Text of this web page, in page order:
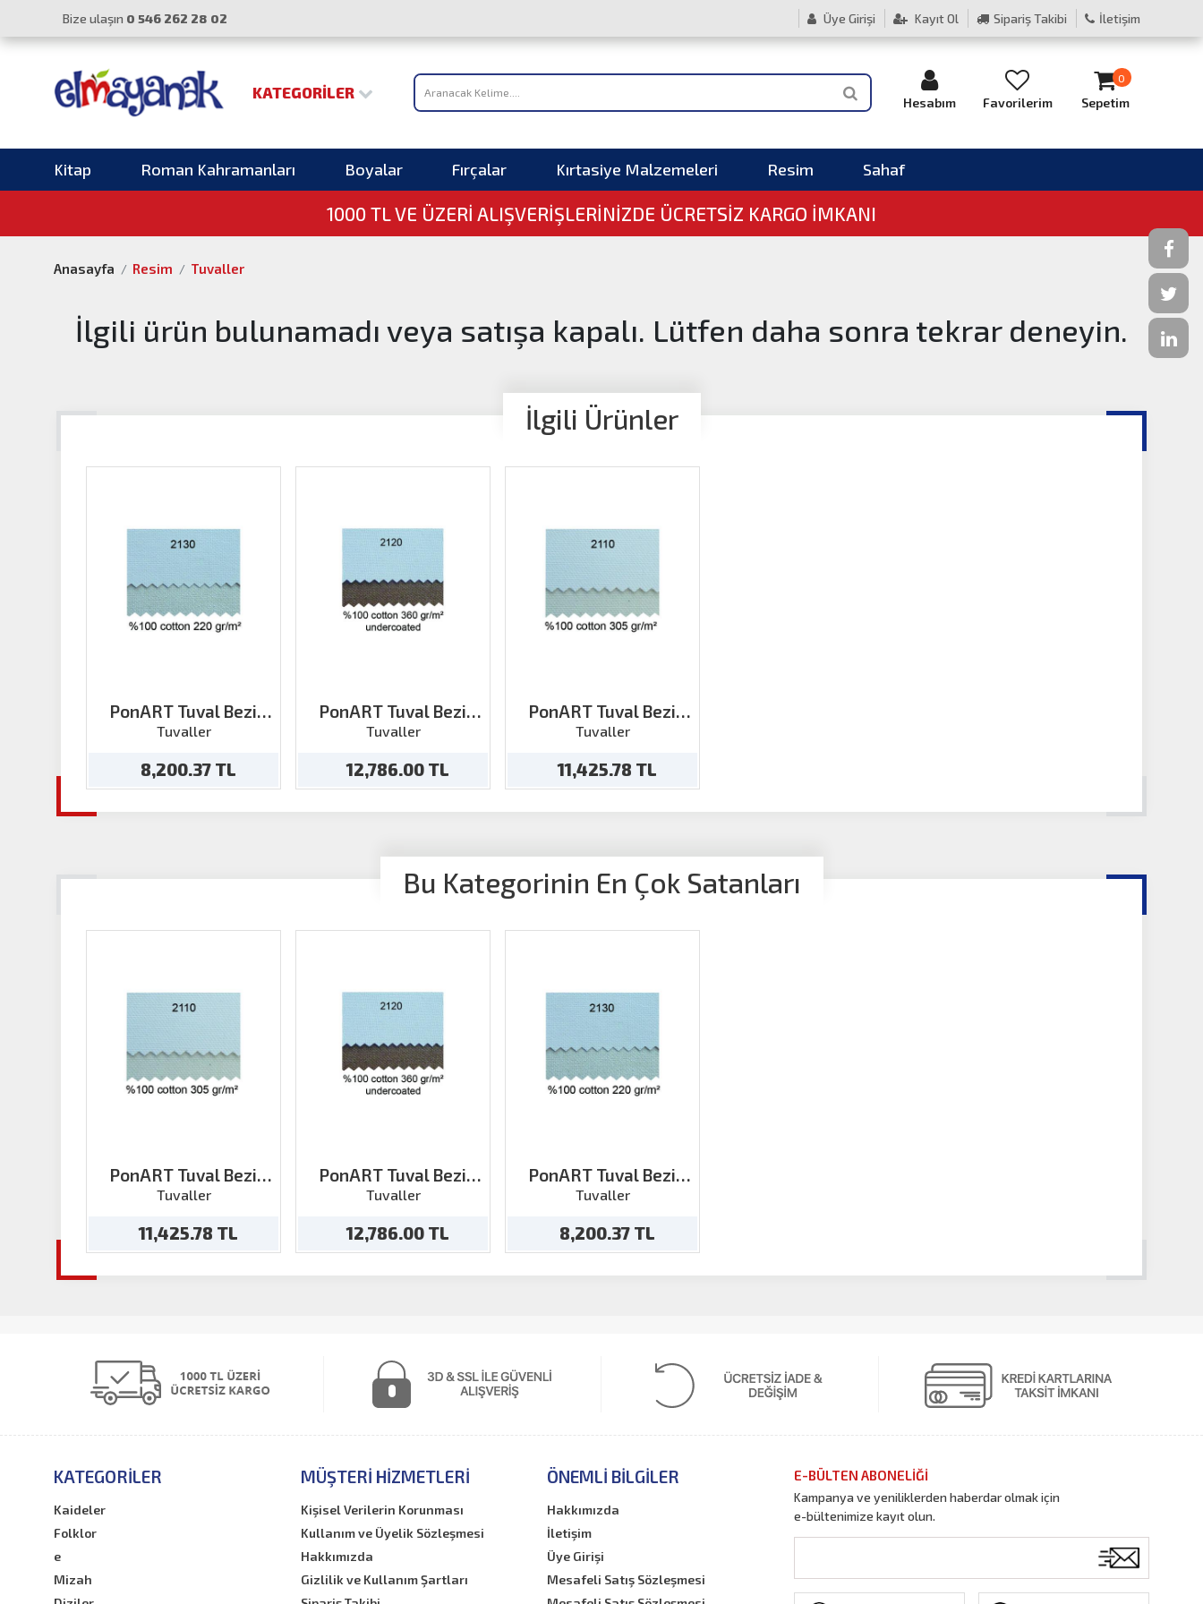
Bize ulaşın 0 546 262 28 02 Üye Girişi Kayıt Ol Sipariş Takibi İletişim
KATEGORILER
Hesabım Favorilerim Sepetim
0
Kitap Roman Kahramanları Boyalar Fırçalar Kırtasiye Malzemeleri Resim Sahaf
1000 TL VE ÜZERI ALIŞVERIŞLERINIZDE ÜCRETSİZ KARGO İMKANI
Anasayfa Resim Tuvaller
İlgili ürün bulunamadı veya satışa kapalı. Lütfen daha sonra tekrar deneyin.
İlgili Ürünler
PonART Tuval Bezi
200grx218
Tuvaller
8,200.37 TL
PonART Tuval Bezi
Pamuklu 2.18x10 (Arkası
Tuvaller
12,786.00 TL
PonART Tuval Bezi
Pamuklu 2.18x10 mt
Tuvaller
11,425.78 TL
Bu Kategorinin En Çok Satanları
PonART Tuval Bezi
Pamuklu 2.18x10 mt
Tuvaller
11,425.78 TL
PonART Tuval Bezi
Pamuklu 2.18x10 (Arkası
Tuvaller
12,786.00 TL
PonART Tuval Bezi
200grx218
Tuvaller
8,200.37 TL
KATEGORILER
Kaideler
Folklor
e
Mizah
MÜŞTERI HIZMETLERI
Kişisel Verilerin Korunması
Kullanım ve Üyelik Sözleşmesi
Hakkımızda
Gizlilik ve Kullanım Şartları
ÖNEMLI BILGILER
Hakkımızda
İletişim
Üye Girişi
Mesafeli Satış Sözleşmesi
E-BÜLTEN ABONELİĞİ
Kampanya ve yeniliklerden haberdar olmak için
e-bültenimize kayıt olun.